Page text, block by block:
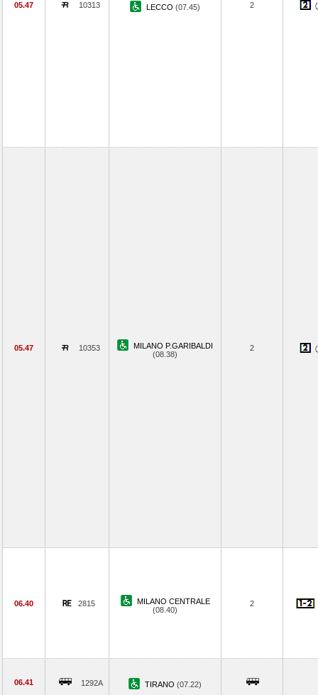
05.47 10313 LECCO (07.45) 2
05.47 10353
MILANO P.GARIBALDI
(08.38)
2
06.40 2815
MILANO CENTRALE
(08.40)
2
06.41 1292A TIRANO (07.22)